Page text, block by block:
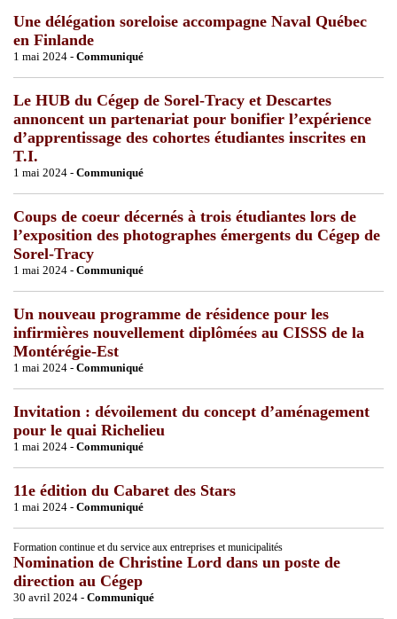
Une délégation soreloise accompagne Naval Québec
en Finlande
1 mai 2024 - Communiqué
Le HUB du Cégep de Sorel-Tracy et Descartes
annoncent un partenariat pour bonifier l’expérience
d’apprentissage des cohortes étudiantes inscrites en
T.I.
1 mai 2024 - Communiqué
Coups de coeur décernés à trois étudiantes lors de
l’exposition des photographes émergents du Cégep de
Sorel-Tracy
1 mai 2024 - Communiqué
Un nouveau programme de résidence pour les
infirmières nouvellement diplômées au CISSS de la
Montérégie-Est
1 mai 2024 - Communiqué
Invitation : dévoilement du concept d’aménagement
pour le quai Richelieu
1 mai 2024 - Communiqué
11e édition du Cabaret des Stars
1 mai 2024 - Communiqué
Formation continue et du service aux entreprises et municipalités
Nomination de Christine Lord dans un poste de
direction au Cégep
30 avril 2024 - Communiqué